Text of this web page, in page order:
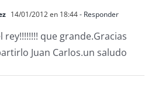
14/01/2012 en 18:44- Responder
rey!!!!!!!! que grande.Gracias
Juan Carlos.un saludo